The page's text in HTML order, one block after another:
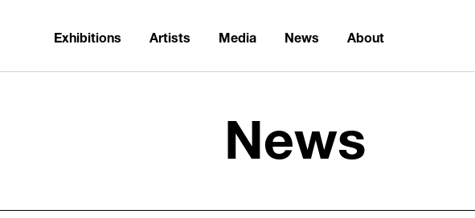
Exhibitions Artists Media News About
News